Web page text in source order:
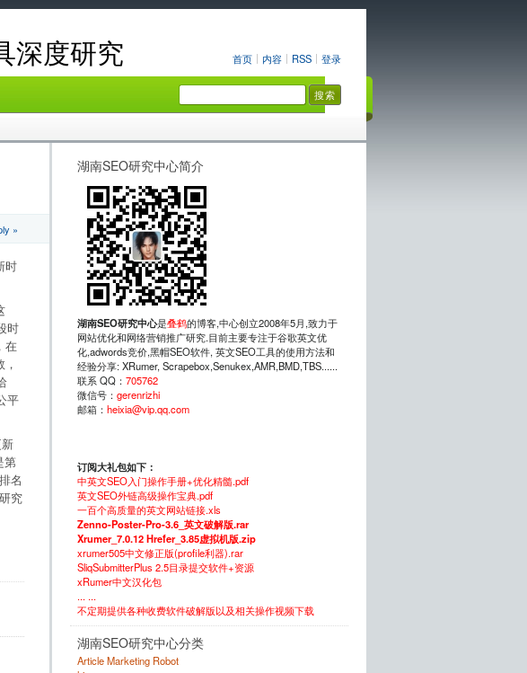
首页 内容 RSS 登录
深度研究
»
时
时
在
平
第
名
究
湖南SEO研究中心简介
湖南SEO研究中心是叠鹤的博客,中心创立2008年5月,致力于
网站优化和网络营销推广研究.目前主要专注于谷歌英文优
化,adwords竞价,黑帽SEO软件, 英文SEO工具的使用方法和
经验分享: XRumer, Scrapebox,Senukex,AMR,BMD,TBS......
联系 QQ： 705762
微信号： gerenrizhi
邮箱： heixia@vip.qq.com
订阅大礼包如下：
中英文SEO入门操作手册+优化精髓.pdf
英文SEO外链高级操作宝典.pdf
一百个高质量的英文网站链接.xls
Zenno-Poster-Pro-3.6_英文破解版.rar
Xrumer_7.0.12 Hrefer_3.85虚拟机版.zip
xrumer505中文修正版(profile利器).rar
SliqSubmitterPlus 2.5目录提交软件+资源
xRumer中文汉化包
... ...
不定期提供各种收费软件破解版以及相关操作视频下载
湖南SEO研究中心分类
Article Marketing Robot